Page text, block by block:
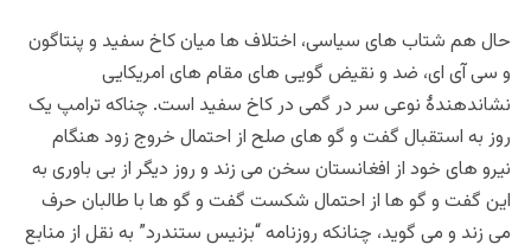
حال هم شتاب های سیاسی، اختلاف ها میان کاخ سفید و پنتاگون
و سی آی ای، ضد و نقیض گویی های مقام های امریکایی
نشاندهندۀ نوعی سر در گمی در کاخ سفید است. چناکه ترامپ یک
روز به استقبال گفت و گو های صلح از احتمال خروج زود هنگام
نیرو های خود از افغانستان سخن می زند و روز دیگر از بی باوری به
این گفت و گو ها از احتمال شکست گفت و گو ها با طالبان حرف
می زند و می گوید، چنانکه روزنامه “بزنیس ستندرد” به نقل از منابع